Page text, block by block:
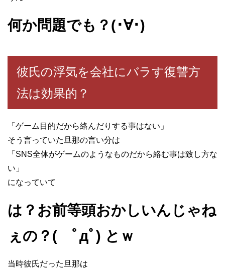
何か問題でも？(･∀･)
彼氏の浮気を会社にバラす復讐方
法は効果的？
「ゲーム目的だから絡んだりする事はない」
そう言っていた旦那の言い分は
「SNS全体がゲームのようなものだから絡む事は致し方な
い」
になっていて
は？お前等頭おかしいんじゃね
ぇの？( ﾟдﾟ) とｗ
当時彼氏だった旦那は